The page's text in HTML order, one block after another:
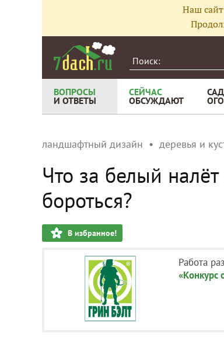
Наш
ВОПРОСЫ
И ОТВЕТЫ
СЕЙЧАС
ОБСУЖДАЮТ
ландшафтный дизайн деревья и
Что за белый
бороться?
В избранное!
Работа
«Конкурс